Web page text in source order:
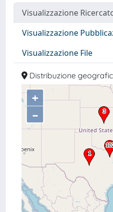
Visualizzazione
Visualizzazione
Visualizzazione File
Distribuzione
+
–